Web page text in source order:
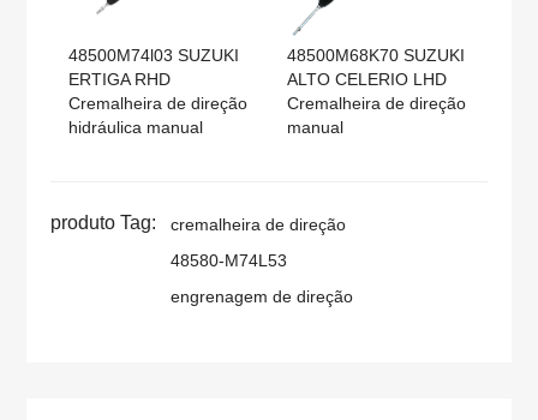
48500M74l03 SUZUKI
ERTIGA RHD
Cremalheira de direção
hidráulica manual
48500M68K70 SUZUKI
ALTO CELERIO LHD
Cremalheira de direção
manual
produto Tag:
cremalheira de direção
48580-M74L53
engrenagem de direção